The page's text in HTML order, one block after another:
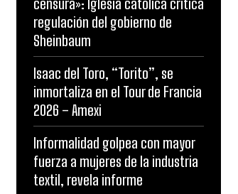
regulación del gobierno de
Sheinbaum
Isaac del Toro, “Torito”, se
inmortaliza en el Tour de Francia
2026 – Amexi
Informalidad golpea con mayor
fuerza a mujeres de la industria
textil, revela informe